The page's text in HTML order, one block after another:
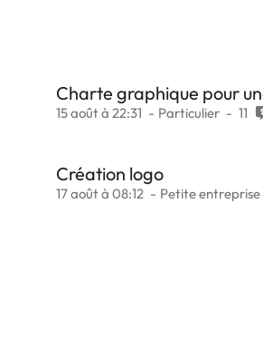
Charte graphique pour
15 août à 22:31 Particulier 11
Création logo
17 août à 08:12 Petite entreprise